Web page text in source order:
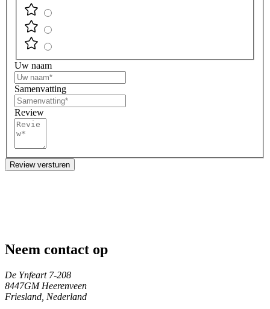
Uw naam
Samenvatting
Review
Review versturen
Neem contact op
De Ynfeart 7-208
8447GM Heerenveen
Friesland, Nederland